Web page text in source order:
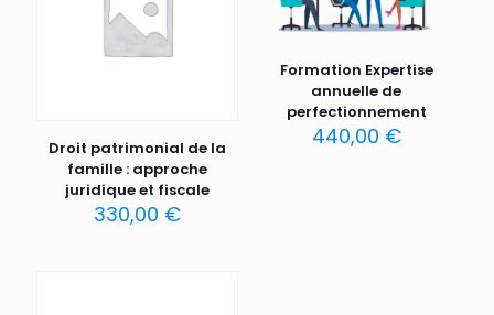
Droit patrimonial de la
famille : approche
juridique et fiscale
330,00 €
Formation Expertise
annuelle de
perfectionnement
440,00 €